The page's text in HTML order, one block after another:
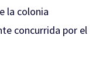
la colonia
concurrida por el